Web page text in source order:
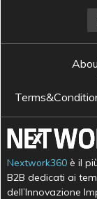
Nextwork360 è il
B2B dedicati ai
dell’Innovazione